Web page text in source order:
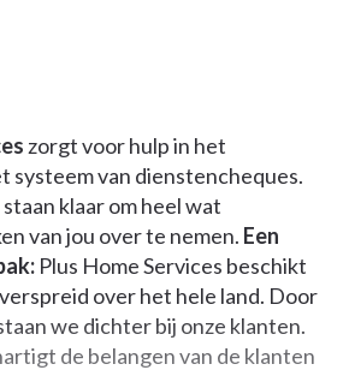
zorgt voor hulp in het
systeem van dienstencheques.
klaar om heel wat
van jou over te nemen. Een
Plus Home Services beschikt
over het hele land. Door
we dichter bij onze klanten.
de belangen van de klanten